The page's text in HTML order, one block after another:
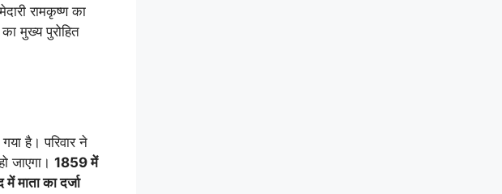
रामकृष्ण का
मुख्य पुरोहित
है। परिवार ने
जाएगा। 1859 में
में माता का दर्जा